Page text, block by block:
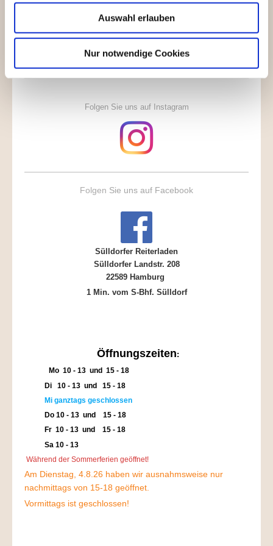
Auswahl erlauben
Nur notwendige Cookies
Folgen Sie uns auf Instagram
Folgen Sie uns auf Facebook
Sülldorfer Reiterladen
Sülldorfer Landstr. 208
22589 Hamburg
1 Min. vom S-Bhf. Sülldorf
Öffnungszeiten:
Mo 10 - 13 und 15 - 18
Di 10 - 13 und 15 - 18
Mi ganztags geschlossen
Do 10 - 13 und 15 - 18
Fr 10 - 13 und 15 - 18
Sa 10 - 13
Während der Sommerferien geöffnet!
Am Dienstag, 4.8.26 haben wir ausnahmsweise nur
nachmittags von 15-18 geöffnet.
Vormittags ist geschlossen!